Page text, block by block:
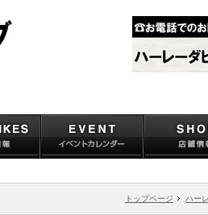
トップページ ハー